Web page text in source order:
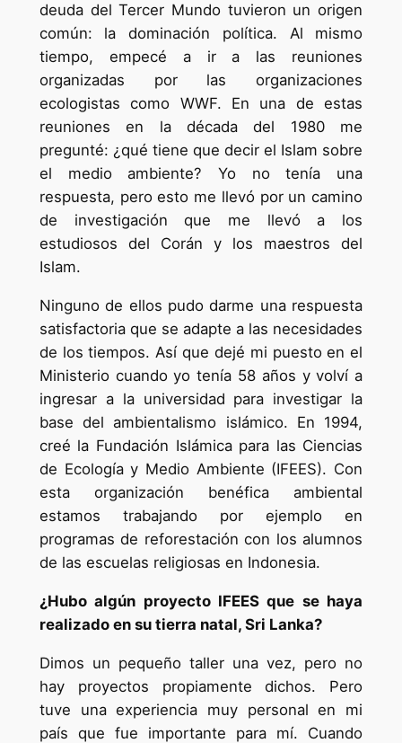
deuda del Tercer Mundo tuvieron un origen
común: la dominación política. Al mismo
tiempo, empecé a ir a las reuniones
organizadas por las organizaciones
ecologistas como WWF. En una de estas
reuniones en la década del 1980 me
pregunté: ¿qué tiene que decir el Islam sobre
el medio ambiente? Yo no tenía una
respuesta, pero esto me llevó por un camino
de investigación que me llevó a los
estudiosos del Corán y los maestros del
Islam.
Ninguno de ellos pudo darme una respuesta
satisfactoria que se adapte a las necesidades
de los tiempos. Así que dejé mi puesto en el
Ministerio cuando yo tenía 58 años y volví a
ingresar a la universidad para investigar la
base del ambientalismo islámico. En 1994,
creé la Fundación Islámica para las Ciencias
de Ecología y Medio Ambiente (IFEES). Con
esta organización benéfica ambiental
estamos trabajando por ejemplo en
programas de reforestación con los alumnos
de las escuelas religiosas en Indonesia.
¿Hubo algún proyecto IFEES que se haya
realizado en su tierra natal, Sri Lanka?
Dimos un pequeño taller una vez, pero no
hay proyectos propiamente dichos. Pero
tuve una experiencia muy personal en mi
país que fue importante para mí. Cuando